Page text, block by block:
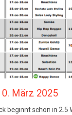
März 2025
beginnt schon in 2.5